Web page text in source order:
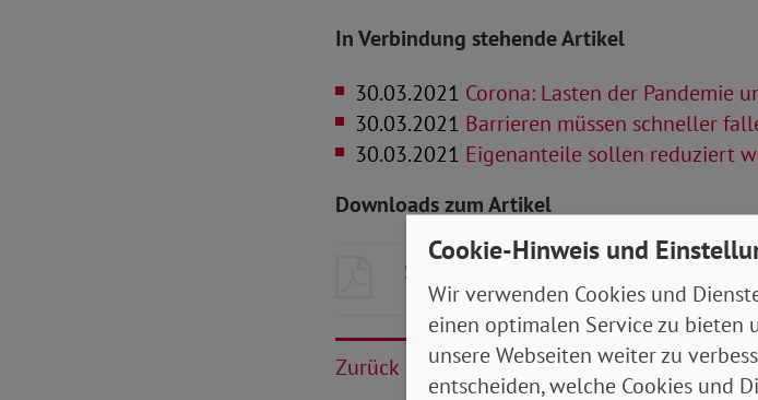
In Verbindung stehende Artikel
30.03.2021 Corona: Lasten der Pandemie
30.03.2021 Barrieren müssen schneller
30.03.2021 Eigenanteile sollen reduziert
Downloads zum Artikel
SoVD-Zeitung April 2021
Zurück
Cookie-Hinweis und
Wir verwenden Cookies und
einen optimalen Service zu bieten
unsere Webseiten weiter zu
entscheiden, welche Cookies und